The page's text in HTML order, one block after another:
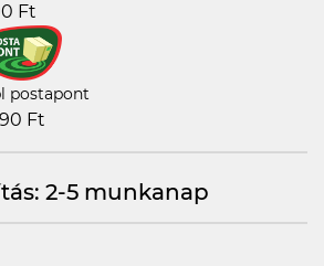
Ft
postapont
Ft
2-5 munkanap